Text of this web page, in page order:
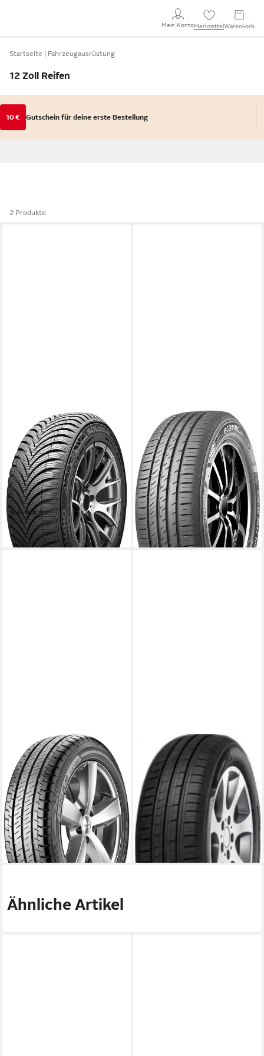
Mein KontoMerkzettel Warenkorb
Startseite Fahrzeugausrüstung
12 Zoll Reifen
10 € Gutschein für deine erste Bestellung
2 Produkte
Ganzjahresreifen HA-32, in
verschiedenen Ausführungen
erhältlich
Kraftstoffeffizienz
Produktdatenblatt
Nasshaftung
Produktdatenblatt
(1)
ab 70,99 €
lieferbar - in 4-5 Werktagen bei dir
KUMHO
Kumho Sommerreifen
KUMHO
Kraftstoffeffizienz
Produktdatenblatt
Nasshaftung
Produktdatenblatt
ab 82,99 €
lieferbar - in 4-5 Werktagen bei dir
FALKEN REIFEN
Sommerreifen LINAM VAN01,
155/80 R12 88R
Kraftstoffeffizienz
Produktdatenblatt
Nasshaftung
Produktdatenblatt
99,99 €
lieferbar - in 4-5 Werktagen bei dir
IMPERIAL
Sommerreifen ECODRIVER
4, in verschiedenen
Ausführungen erhältlich
Kraftstoffeffizienz
Produktdatenblatt
Nasshaftung
Produktdatenblatt
ab 66,99 €
lieferbar - in 4-5 Werktagen bei dir
Ähnliche Artikel